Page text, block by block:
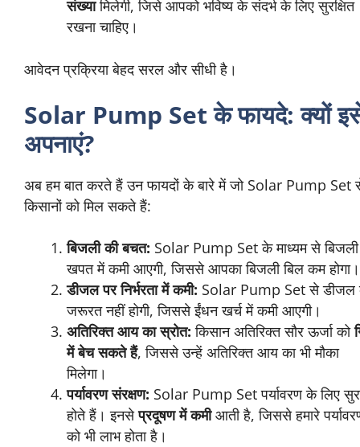
संख्यामिलेगी, जिसे आपको भविष्य के संदर्भ के लिए सुरक्षित
रखना चाहिए।
आवेदन प्रक्रिया बेहद सरल और सीधी है।
Solar Pump Set के फायदे: क्यों
अपनाएं?
अब हम बात करते हैं उन फायदों के बारे में जो Solar Pump Set
किसानों को मिल सकते हैं:
बिजली की बचत: Solar Pump Set के माध्यम से
खपत में कमी आएगी, जिससे आपका बिजली बिल कम होगा।
डीजल पर निर्भरता में कमी: Solar Pump Set से डीजल
जरूरत नहीं होगी, जिससे ईंधन खर्च में कमी आएगी।
अतिरिक्त आय का स्रोत: किसान अतिरिक्त सौर ऊर्जा को
में बेच सकते हैं, जिससे उन्हें अतिरिक्त आय का भी मौका
मिलेगा।
पर्यावरण संरक्षण: Solar Pump Set पर्यावरण के लिए
होते हैं। इनसेप्रदूषण में कमीआती है, जिससे हमारे
को भी लाभ होता है।